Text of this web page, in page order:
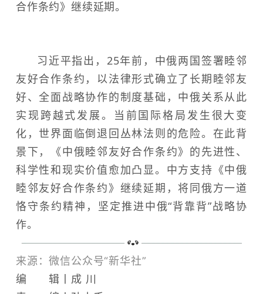
合作条约》继续延期。
习近平指出，25年前，中俄两国签署睦邻
友好合作条约，以法律形式确立了长期睦邻友
好、全面战略协作的制度基础，中俄关系从此
实现跨越式发展。当前国际格局发生很大变
化，世界面临倒退回丛林法则的危险。在此背
景下，《中俄睦邻友好合作条约》的先进性、
科学性和现实价值愈加凸显。中方支持《中俄
睦邻友好合作条约》继续延期，将同俄方一道
恪守条约精神，坚定推进中俄“背靠背”战略协
作。
来源：微信公众号“新华社”
编 辑丨成 川